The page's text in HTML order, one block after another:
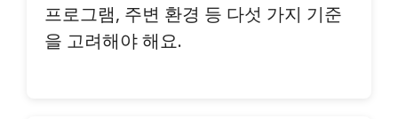
프로그램, 주변 환경 등 다섯 가지 기준
을 고려해야 해요.